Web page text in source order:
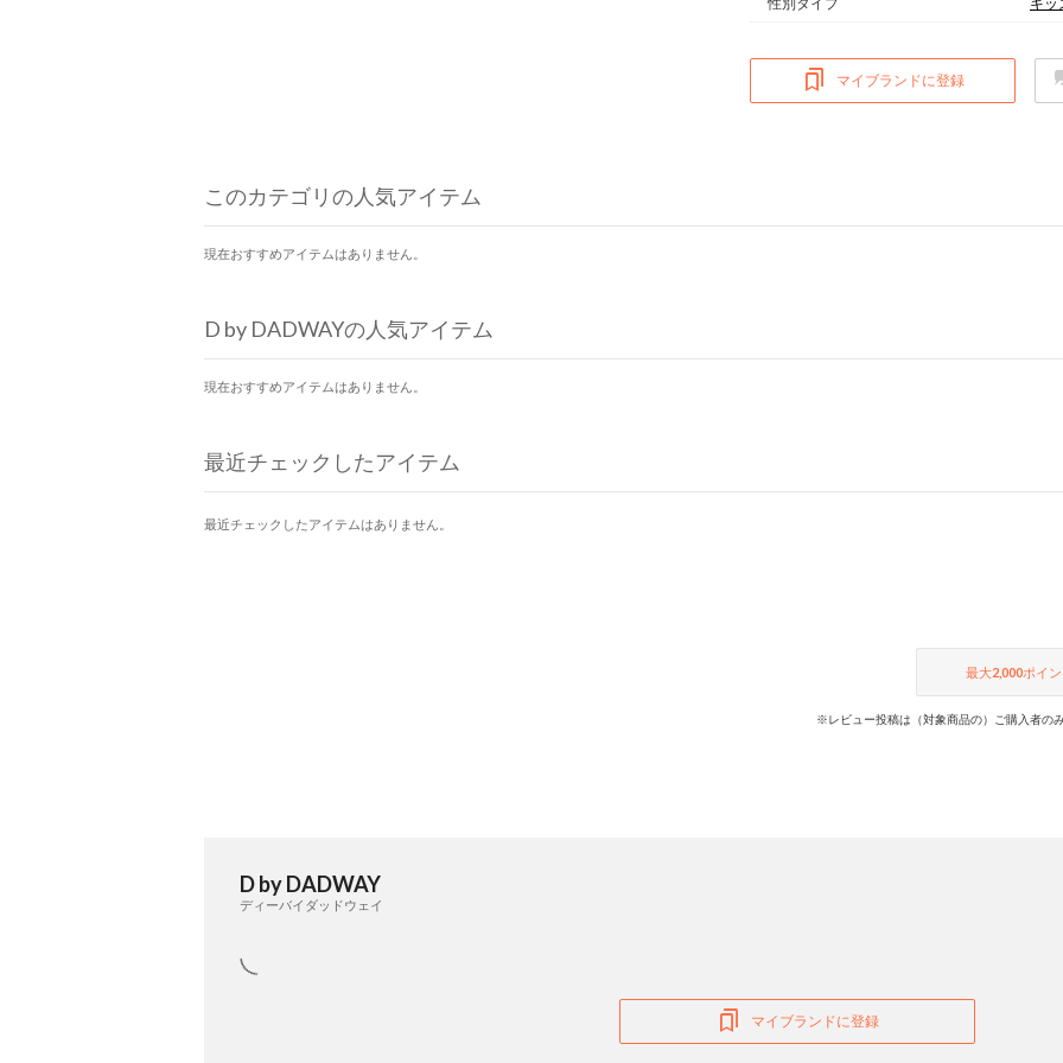
マイブランドに登録
このカテゴリの人気アイテム
現在おすすめアイテムはありません。
D by DADWAYの人気アイテム
現在おすすめアイテムはありません。
最近チェックしたアイテム
最近チェックしたアイテムはありません。
最大2,000ポイ
※レビュー投稿は（対象商品の）ご購入者の
D by DADWAY
ディーバイダッドウェイ
マイブランドに登録